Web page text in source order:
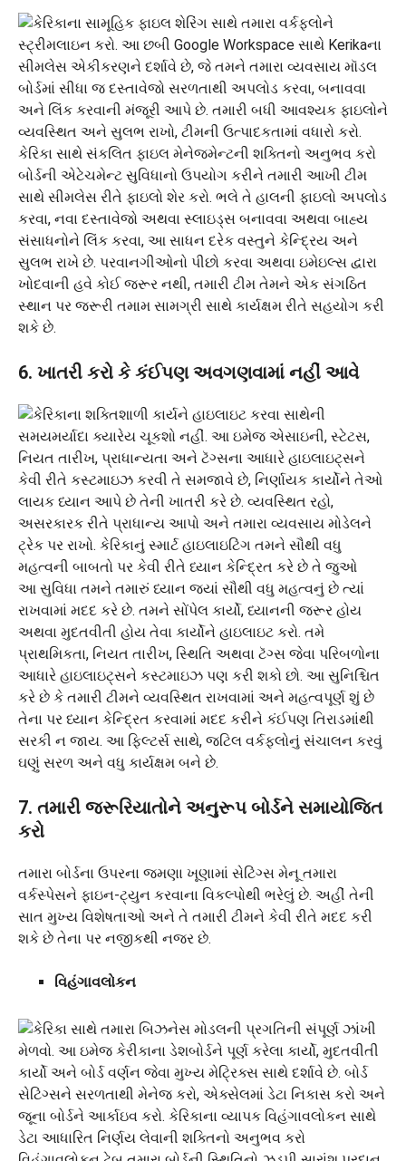
બોર્ડની એટેચમેન્ટ સુવિધાનો ઉપયોગ કરીને તમારી આખી ટીમ
સાથે સીમલેસ રીતે ફાઇલો શેર કરો. ભલે તે હાલની ફાઇલો અપલોડ
કરવા, નવા દસ્તાવેજો અથવા સ્લાઇડ્સ બનાવવા અથવા બાહ્ય
સંસાધનોને લિંક કરવા, આ સાધન દરેક વસ્તુને કેન્દ્રિય અને
સુલભ રાખે છે. પરવાનગીઓનો પીછો કરવા અથવા ઇમેઇલ્સ દ્વારા
ખોદવાની હવે કોઈ જરૂર નથી, તમારી ટીમ તેમને એક સંગઠિત
સ્થાન પર જરૂરી તમામ સામગ્રી સાથે કાર્યક્ષમ રીતે સહયોગ કરી
શકે છે.
6. ખાતરી કરો કે કંઈપણ અવગણવામાં નહીં આવે
આ સુવિધા તમને તમારું ધ્યાન જ્યાં સૌથી વધુ મહત્વનું છે ત્યાં
રાખવામાં મદદ કરે છે. તમને સોંપેલ કાર્યો, ધ્યાનની જરૂર હોય
અથવા મુદતવીતી હોય તેવા કાર્યોને હાઇલાઇટ કરો. તમે
પ્રાથમિકતા, નિયત તારીખ, સ્થિતિ અથવા ટૅગ્સ જેવા પરિબળોના
આધારે હાઇલાઇટ્સને કસ્ટમાઇઝ પણ કરી શકો છો. આ સુનિશ્ચિત
કરે છે કે તમારી ટીમને વ્યવસ્થિત રાખવામાં અને મહત્વપૂર્ણ શું છે
તેના પર ધ્યાન કેન્દ્રિત કરવામાં મદદ કરીને કંઈપણ તિરાડમાંથી
સરકી ન જાય. આ ફિલ્ટર્સ સાથે, જટિલ વર્કફ્લોનું સંચાલન કરવું
ઘણું સરળ અને વધુ કાર્યક્ષમ બને છે.
7. તમારી જરૂરિયાતોને અનુરૂપ બોર્ડને સમાયોજિત
કરો
તમારા બોર્ડના ઉપરના જમણા ખૂણામાં સેટિંગ્સ મેનૂ તમારા
વર્કસ્પેસને ફાઇન-ટ્યુન કરવાના વિકલ્પોથી ભરેલું છે. અહીં તેની
સાત મુખ્ય વિશેષતાઓ અને તે તમારી ટીમને કેવી રીતે મદદ કરી
શકે છે તેના પર નજીકથી નજર છે.
વિહંગાવલોકન